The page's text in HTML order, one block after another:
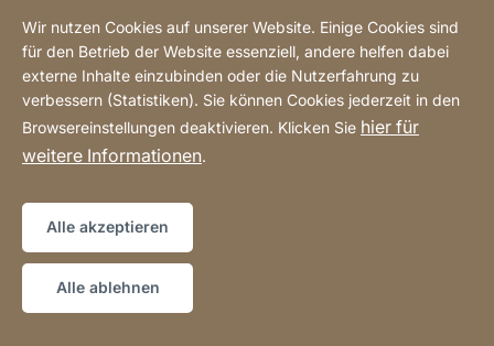
Website
[Website
information]
Sitemap
Wir nutzen Cookies auf unserer Website. Einige Cookies sind
für den Betrieb der Website essenziell, andere helfen dabei
externe Inhalte einzubinden oder die Nutzerfahrung zu
verbessern (Statistiken). Sie können Cookies jederzeit in den
Browsereinstellungen deaktivieren. Klicken Sie hier für
weitere Informationen.
Alle akzeptieren
Alle ablehnen